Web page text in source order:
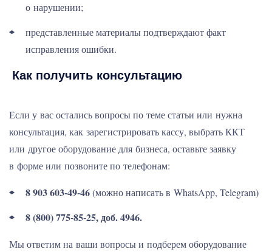
о нарушении;
представленные материалы подтверждают факт
исправления ошибки.
Как получить консультацию
Если у вас остались вопросы по теме статьи или нужна
консультация, как зарегистрировать кассу, выбрать ККТ
или другое оборудование для бизнеса, оставьте заявку
в форме или позвоните по телефонам:
8 903 603-49-46(можно написать в WhatsApp, Telegram)
8 (800) 775-85-25, доб. 4946.
Мы ответим на ваши вопросы и подберем оборудование